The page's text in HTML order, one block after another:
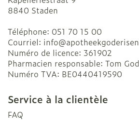
8840 Staden
Téléphone: 051 70 15 00
Courriel: info@
Numéro de licence: 361902
Pharmacien responsable: Tom
Numéro TVA: BE0440419590
Service à la clientèle
FAQ